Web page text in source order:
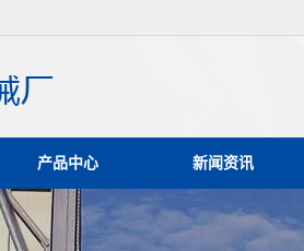
产品中心 新闻资讯